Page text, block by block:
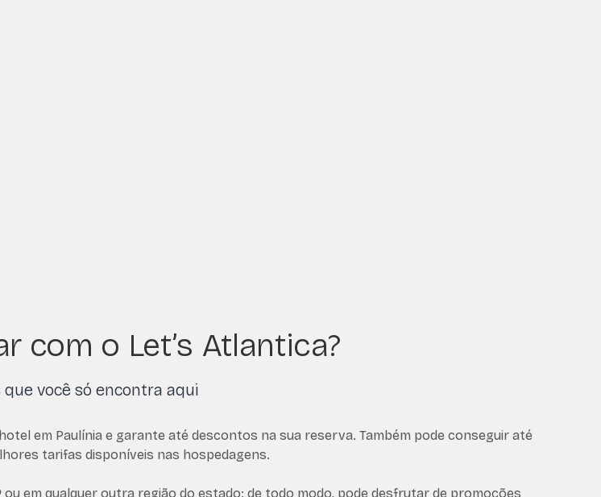
com o Let’s Atlantica?
você só encontra aqui
em Paulínia e garante até descontos na sua reserva. Também pode conseguir até
tarifas disponíveis nas hospedagens.
ou em qualquer outra região do estado: de todo modo, pode desfrutar de promoções